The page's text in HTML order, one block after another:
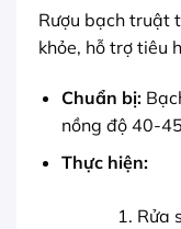
Rượu bạch truật
khỏe, hỗ trợ tiêu
Chuẩn bị:
nồng độ 40-
Thực hiện:
Rửa